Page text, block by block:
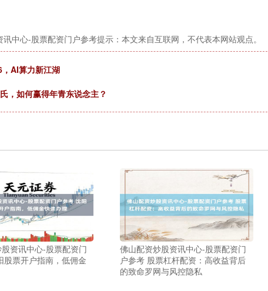
中心-股票配资门户参考提示：本文来自互联网，不代表本网站观点。
AI算力新江湖
，如何赢得年青东说念主？
资讯中心-股票配资门
股票开户指南，低佣金
佛山配资炒股资讯中心-股票配资门
户参考 股票杠杆配资：高收益背后
的致命罗网与风控隐私